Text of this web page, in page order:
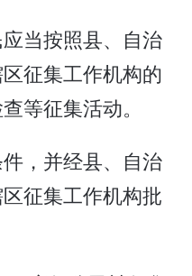
当按照县、自治
征集工作机构的
等征集活动。
，并经县、自治
征集工作机构批